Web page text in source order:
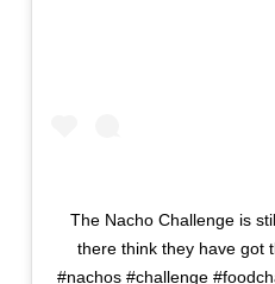
The Nacho Challenge is
there think they have got
#nachos #challenge